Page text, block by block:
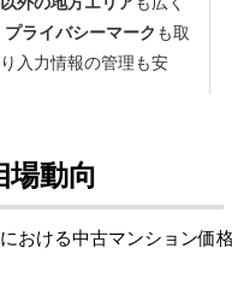
動向
おける中古マンション価